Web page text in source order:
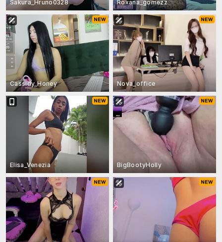
Sakura_Hruno0328 Roxana_gomezz
Cassidy_Honey Nova_office
Elisa_Venezia BigBootyHolly